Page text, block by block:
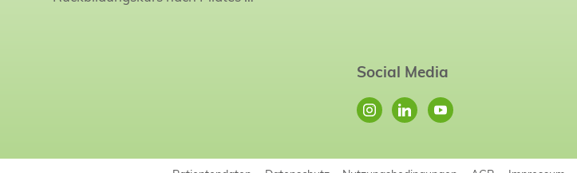
Social Media